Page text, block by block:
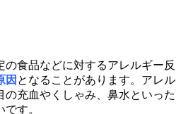
食品などに対するアレルギー反
因 となることがあります。アレル
の充血やくしゃみ、鼻水といった
す。